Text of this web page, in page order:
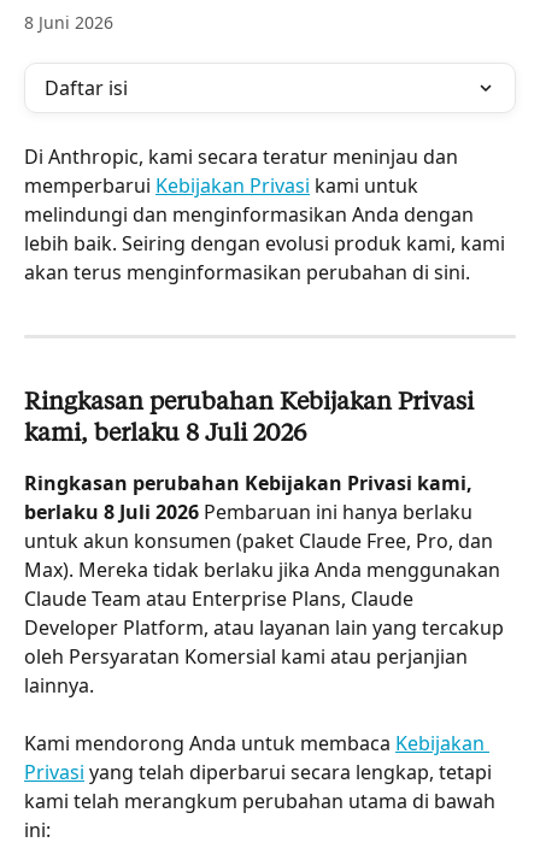
8 Juni 2026
Daftar isi
Di Anthropic, kami secara teratur meninjau dan
memperbarui Kebijakan Privasi kami untuk
melindungi dan menginformasikan Anda dengan
lebih baik. Seiring dengan evolusi produk kami, kami
akan terus menginformasikan perubahan di sini.
Ringkasan perubahan Kebijakan Privasi
kami, berlaku 8 Juli 2026
Ringkasan perubahan Kebijakan Privasi kami,
berlaku 8 Juli 2026 Pembaruan ini hanya berlaku
untuk akun konsumen (paket Claude Free, Pro, dan
Max). Mereka tidak berlaku jika Anda menggunakan
Claude Team atau Enterprise Plans, Claude
Developer Platform, atau layanan lain yang tercakup
oleh Persyaratan Komersial kami atau perjanjian
lainnya.
Kami mendorong Anda untuk membaca Kebijakan
Privasi yang telah diperbarui secara lengkap, tetapi
kami telah merangkum perubahan utama di bawah
ini: